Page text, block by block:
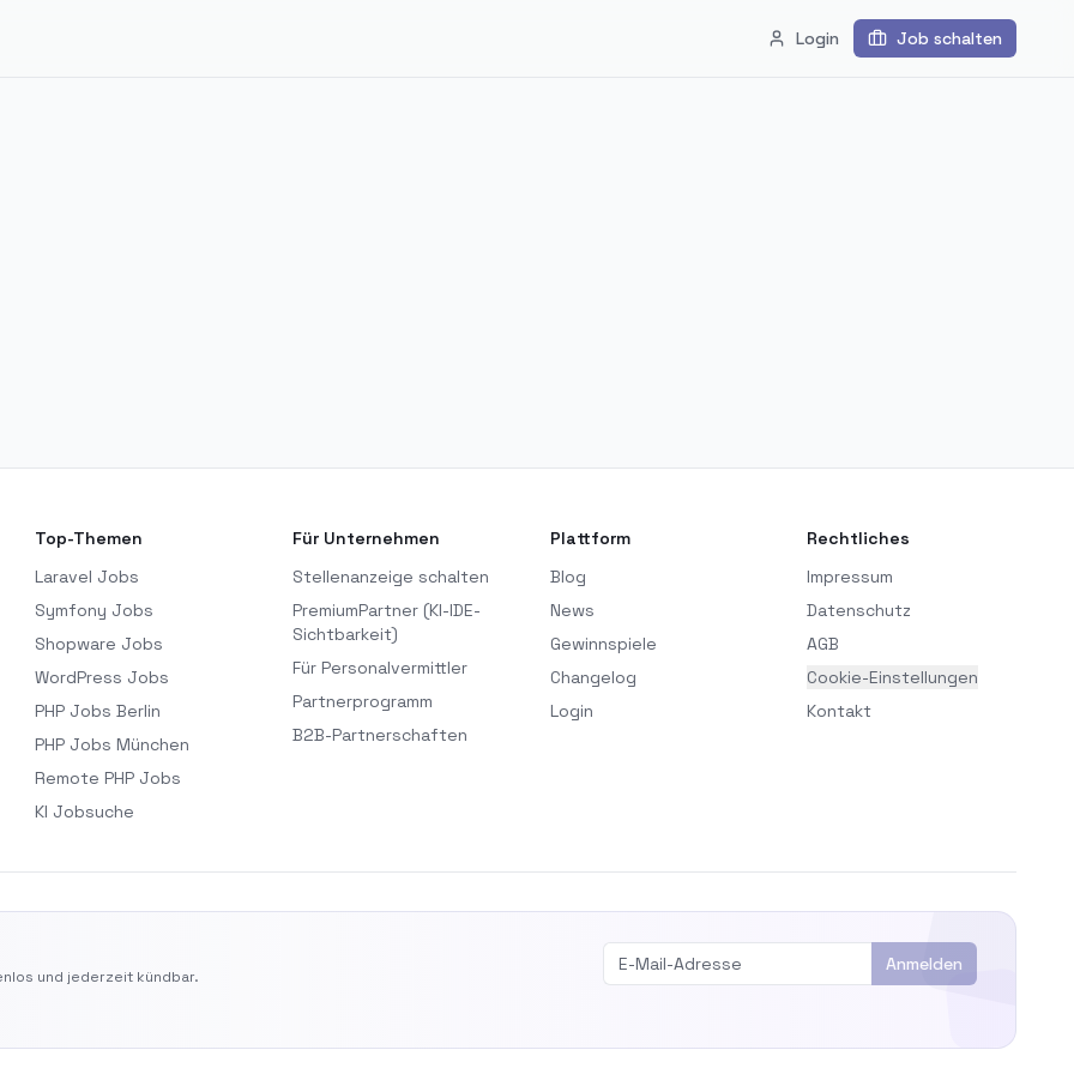
Login Job schalten
Top-Themen
Laravel Jobs
Symfony Jobs
Shopware Jobs
WordPress Jobs
PHP Jobs Berlin
PHP Jobs München
Remote PHP Jobs
KI Jobsuche
Für Unternehmen
Stellenanzeige schalten
PremiumPartner (KI-IDE-
Sichtbarkeit)
Für Personalvermittler
Partnerprogramm
B2B-Partnerschaften
Plattform
Blog
News
Gewinnspiele
Changelog
Login
Rechtliches
Impressum
Datenschutz
AGB
Cookie-Einstellungen
Kontakt
und jederzeit kündbar.
Anmelden